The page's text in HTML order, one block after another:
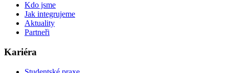
Kdo jsme
Jak integrujeme
Aktuality
Partneři
Kariéra